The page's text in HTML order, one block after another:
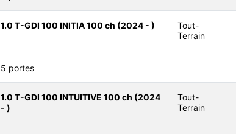
1.0 T-GDI 100 INITIA 100 ch (2024 - )
Tout-
Terrain
5 portes
1.0 T-GDI 100 INTUITIVE 100 ch (2024
- )
Tout-
Terrain